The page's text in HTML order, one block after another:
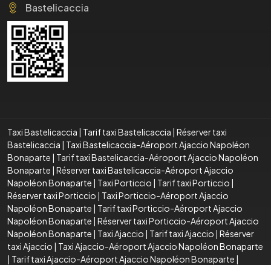
Bastelicaccia
Taxi Bastelicaccia | Tarif taxi Bastelicaccia | Réserver taxi
Bastelicaccia | Taxi Bastelicaccia-Aéroport Ajaccio Napoléon
Bonaparte | Tarif taxi Bastelicaccia-Aéroport Ajaccio Napoléon
Bonaparte | Réserver taxi Bastelicaccia-Aéroport Ajaccio
Napoléon Bonaparte | Taxi Porticcio | Tarif taxi Porticcio |
Réserver taxi Porticcio | Taxi Porticcio-Aéroport Ajaccio
Napoléon Bonaparte | Tarif taxi Porticcio-Aéroport Ajaccio
Napoléon Bonaparte | Réserver taxi Porticcio-Aéroport Ajaccio
Napoléon Bonaparte | Taxi Ajaccio | Tarif taxi Ajaccio | Réserver
taxi Ajaccio | Taxi Ajaccio-Aéroport Ajaccio Napoléon Bonaparte
| Tarif taxi Ajaccio-Aéroport Ajaccio Napoléon Bonaparte |